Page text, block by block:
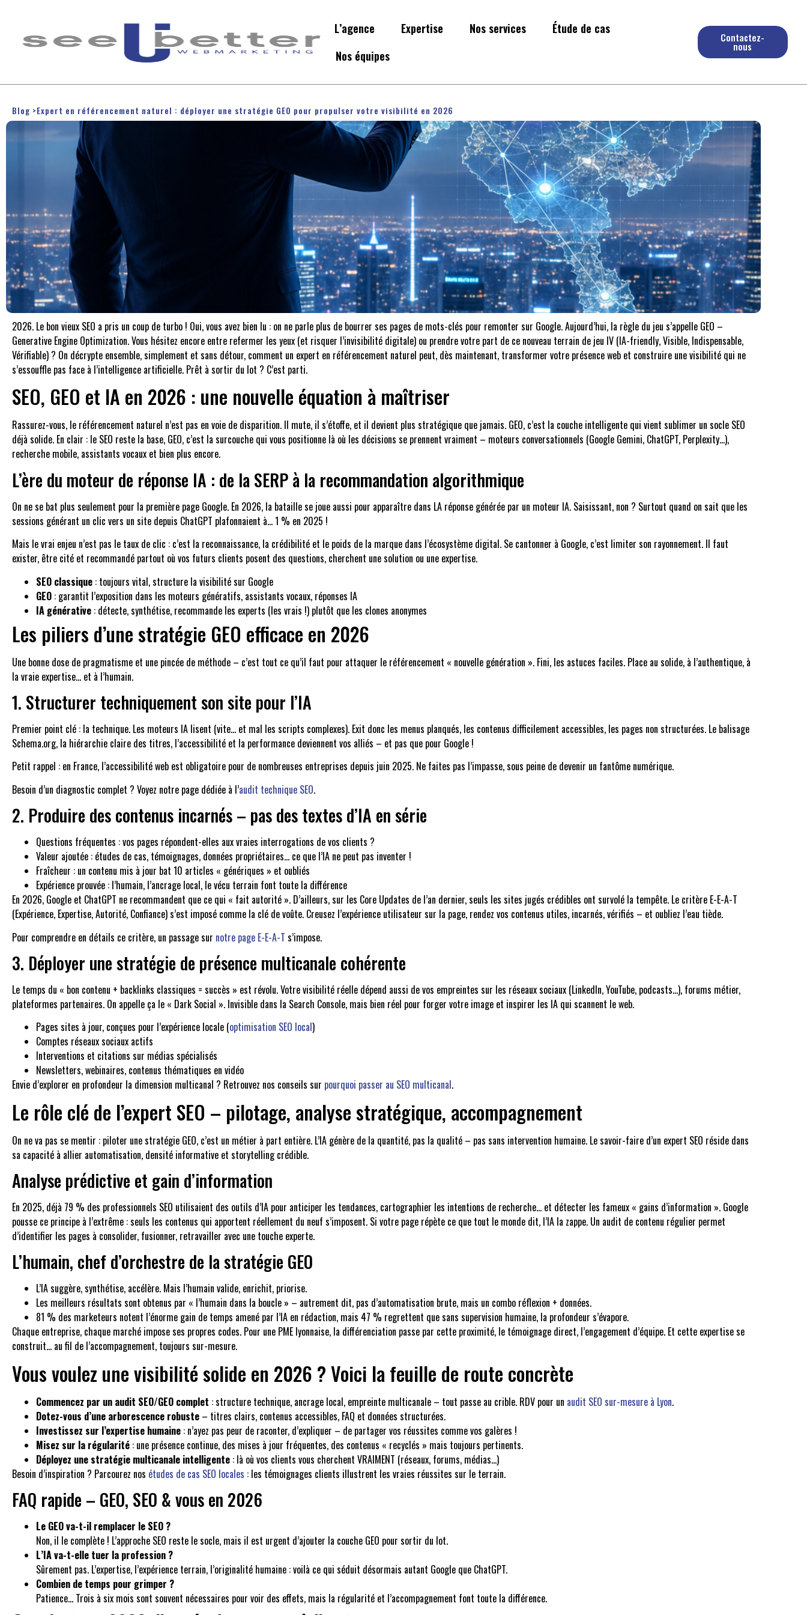
L’agence Expertise Nos services
Étude de cas
Nos équipes
Contactez-
nous
Blog >Expert en référencement naturel : déployer une stratégie GEO pour propulser votre visibilité en 2026
2026. Le bon vieux SEO a pris un coup de turbo ! Oui, vous avez bien lu : on ne parle plus de bourrer ses pages de mots-clés pour remonter sur Google. Aujourd’hui, la règle du jeu s’appelle GEO –
Generative Engine Optimization. Vous hésitez encore entre refermer les yeux (et risquer l’invisibilité digitale) ou prendre votre part de ce nouveau terrain de jeu IV (IA-friendly, Visible, Indispensable,
Vérifiable) ? On décrypte ensemble, simplement et sans détour, comment un expert en référencement naturel peut, dès maintenant, transformer votre présence web et construire une visibilité qui ne
s’essouffle pas face à l’intelligence artificielle. Prêt à sortir du lot ? C’est parti.
SEO, GEO et IA en 2026 : une nouvelle équation à maîtriser
Rassurez-vous, le référencement naturel n’est pas en voie de disparition. Il mute, il s’étoffe, et il devient plus stratégique que jamais. GEO, c’est la couche intelligente qui vient sublimer un socle SEO
déjà solide. En clair : le SEO reste la base, GEO, c’est la surcouche qui vous positionne là où les décisions se prennent vraiment – moteurs conversationnels (Google Gemini, ChatGPT, Perplexity…),
recherche mobile, assistants vocaux et bien plus encore.
L’ère du moteur de réponse IA : de la SERP à la recommandation algorithmique
On ne se bat plus seulement pour la première page Google. En 2026, la bataille se joue aussi pour apparaître dans LA réponse générée par un moteur IA. Saisissant, non ? Surtout quand on sait que les
sessions générant un clic vers un site depuis ChatGPT plafonnaient à… 1 % en 2025 !
Mais le vrai enjeu n’est pas le taux de clic : c’est la reconnaissance, la crédibilité et le poids de la marque dans l’écosystème digital. Se cantonner à Google, c’est limiter son rayonnement. Il faut
exister, être cité et recommandé partout où vos futurs clients posent des questions, cherchent une solution ou une expertise.
SEO classique : toujours vital, structure la visibilité sur Google
GEO : garantit l’exposition dans les moteurs génératifs, assistants vocaux, réponses IA
IA générative : détecte, synthétise, recommande les experts (les vrais !) plutôt que les clones anonymes
Les piliers d’une stratégie GEO efficace en 2026
Une bonne dose de pragmatisme et une pincée de méthode – c’est tout ce qu’il faut pour attaquer le référencement « nouvelle génération ». Fini, les astuces faciles. Place au solide, à l’authentique, à
la vraie expertise… et à l’humain.
1. Structurer techniquement son site pour l’IA
Premier point clé : la technique. Les moteurs IA lisent (vite… et mal les scripts complexes). Exit donc les menus planqués, les contenus difficilement accessibles, les pages non structurées. Le balisage
Schema.org, la hiérarchie claire des titres, l’accessibilité et la performance deviennent vos alliés – et pas que pour Google !
Petit rappel : en France, l’accessibilité web est obligatoire pour de nombreuses entreprises depuis juin 2025. Ne faites pas l’impasse, sous peine de devenir un fantôme numérique.
Besoin d’un diagnostic complet ? Voyez notre page dédiée à l’audit technique SEO.
2. Produire des contenus incarnés – pas des textes d’IA en série
Questions fréquentes : vos pages répondent-elles aux vraies interrogations de vos clients ?
Valeur ajoutée : études de cas, témoignages, données propriétaires… ce que l’IA ne peut pas inventer !
Fraîcheur : un contenu mis à jour bat 10 articles « génériques » et oubliés
Expérience prouvée : l’humain, l’ancrage local, le vécu terrain font toute la différence
En 2026, Google et ChatGPT ne recommandent que ce qui « fait autorité ». D’ailleurs, sur les Core Updates de l’an dernier, seuls les sites jugés crédibles ont survolé la tempête. Le critère E-E-A-T
(Expérience, Expertise, Autorité, Confiance) s’est imposé comme la clé de voûte. Creusez l’expérience utilisateur sur la page, rendez vos contenus utiles, incarnés, vérifiés – et oubliez l’eau tiède.
Pour comprendre en détails ce critère, un passage sur notre page E-E-A-T s’impose.
3. Déployer une stratégie de présence multicanale cohérente
Le temps du « bon contenu + backlinks classiques = succès » est révolu. Votre visibilité réelle dépend aussi de vos empreintes sur les réseaux sociaux (LinkedIn, YouTube, podcasts…), forums métier,
plateformes partenaires. On appelle ça le « Dark Social ». Invisible dans la Search Console, mais bien réel pour forger votre image et inspirer les IA qui scannent le web.
Pages sites à jour, conçues pour l’expérience locale (optimisation SEO local)
Comptes réseaux sociaux actifs
Interventions et citations sur médias spécialisés
Newsletters, webinaires, contenus thématiques en vidéo
Envie d’explorer en profondeur la dimension multicanal ? Retrouvez nos conseils sur pourquoi passer au SEO multicanal.
Le rôle clé de l’expert SEO – pilotage, analyse stratégique, accompagnement
On ne va pas se mentir : piloter une stratégie GEO, c’est un métier à part entière. L’IA génère de la quantité, pas la qualité – pas sans intervention humaine. Le savoir-faire d’un expert SEO réside dans
sa capacité à allier automatisation, densité informative et storytelling crédible.
Analyse prédictive et gain d’information
En 2025, déjà 79 % des professionnels SEO utilisaient des outils d’IA pour anticiper les tendances, cartographier les intentions de recherche… et détecter les fameux « gains d’information ». Google
pousse ce principe à l’extrême : seuls les contenus qui apportent réellement du neuf s’imposent. Si votre page répète ce que tout le monde dit, l’IA la zappe. Un audit de contenu régulier permet
d’identifier les pages à consolider, fusionner, retravailler avec une touche experte.
L’humain, chef d’orchestre de la stratégie GEO
L’IA suggère, synthétise, accélère. Mais l’humain valide, enrichit, priorise.
Les meilleurs résultats sont obtenus par « l’humain dans la boucle » – autrement dit, pas d’automatisation brute, mais un combo réflexion + données.
81 % des marketeurs notent l’énorme gain de temps amené par l’IA en rédaction, mais 47 % regrettent que sans supervision humaine, la profondeur s’évapore.
Chaque entreprise, chaque marché impose ses propres codes. Pour une PME lyonnaise, la différenciation passe par cette proximité, le témoignage direct, l’engagement d’équipe. Et cette expertise se
construit… au fil de l’accompagnement, toujours sur-mesure.
Vous voulez une visibilité solide en 2026 ? Voici la feuille de route concrète
Commencez par un audit SEO/GEO complet : structure technique, ancrage local, empreinte multicanale – tout passe au crible. RDV pour un audit SEO sur-mesure à Lyon.
Dotez-vous d’une arborescence robuste – titres clairs, contenus accessibles, FAQ et données structurées.
Investissez sur l’expertise humaine : n’ayez pas peur de raconter, d’expliquer – de partager vos réussites comme vos galères !
Misez sur la régularité : une présence continue, des mises à jour fréquentes, des contenus « recyclés » mais toujours pertinents.
Déployez une stratégie multicanale intelligente : là où vos clients vous cherchent VRAIMENT (réseaux, forums, médias…)
Besoin d’inspiration ? Parcourez nos études de cas SEO locales : les témoignages clients illustrent les vraies réussites sur le terrain.
FAQ rapide – GEO, SEO & vous en 2026
Le GEO va-t-il remplacer le SEO ?
Non, il le complète ! L’approche SEO reste le socle, mais il est urgent d’ajouter la couche GEO pour sortir du lot.
L’IA va-t-elle tuer la profession ?
Sûrement pas. L’expertise, l’expérience terrain, l’originalité humaine : voilà ce qui séduit désormais autant Google que ChatGPT.
Combien de temps pour grimper ?
Patience… Trois à six mois sont souvent nécessaires pour voir des effets, mais la régularité et l’accompagnement font toute la différence.